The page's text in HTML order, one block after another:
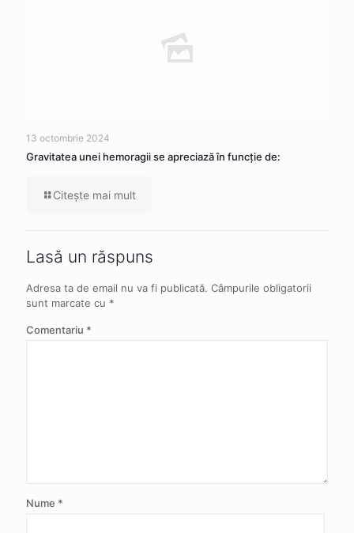
13 octombrie 2024
Gravitatea unei hemoragii se apreciază în funcție de:
Citeşte mai mult
Lasă un răspuns
Adresa ta de email nu va fi publicată. Câmpurile obligatorii
sunt marcate cu *
Comentariu *
Nume *